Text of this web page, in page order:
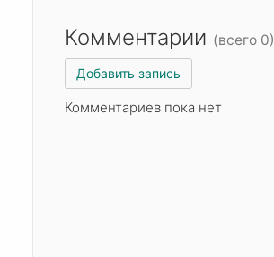
Комментарии (всего 0)
Добавить запись
Комментариев пока нет